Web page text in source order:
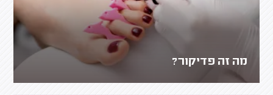
מה זה פדיקור?